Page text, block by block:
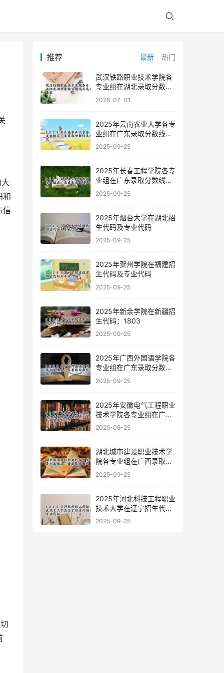
和
信
推荐 最新 热门
武汉铁路职业技术学院各
专业组在湖北录取分数线
及选科要求
2026-07-01
2025年云南农业大学各专
业组在广东录取分数线及
位次
2025-09-25
2025年长春工程学院各专
业组在广东录取分数线及
位次
2025-09-25
2025年烟台大学在湖北招
生代码及专业代码
2025-09-25
2025年贺州学院在福建招
生代码及专业代码
2025-09-25
2025年新余学院在新疆招
生代码：1803
2025-09-25
2025年广西外国语学院各
专业组在广东录取分数线
及位次
2025-09-25
2025年安徽电气工程职业
技术学院各专业组在广东
录取分数线及位次
2025-09-25
湖北城市建设职业技术学
院各专业组在广西录取分
数线
2025-09-25
2025年河北科技工程职业
技术大学在辽宁招生代码
及专业代码
2025-09-25